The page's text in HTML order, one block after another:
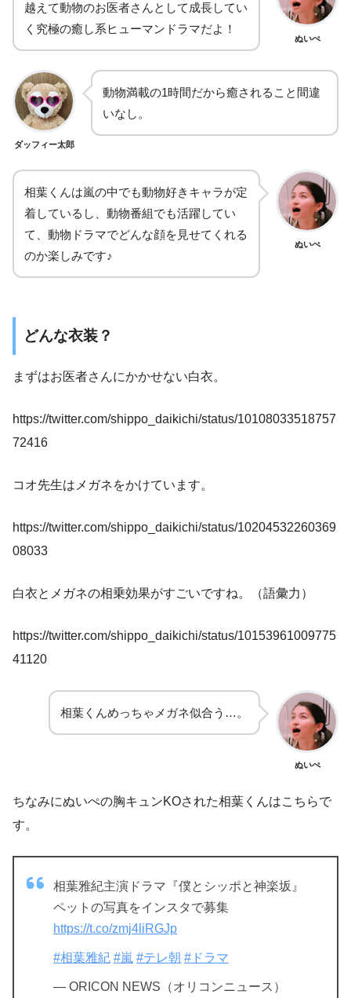
越えて動物のお医者さんとして成長してい
く究極の癒し系ヒューマンドラマだよ！
ぬいぺ
ダッフィー太郎
動物満載の1時間だから癒されること間違
いなし。
相葉くんは嵐の中でも動物好きキャラが定
着しているし、動物番組でも活躍してい
て、動物ドラマでどんな顔を見せてくれる
のか楽しみです♪
ぬいぺ
どんな衣装？
まずはお医者さんにかかせない白衣。
https://twitter.com/shippo_daikichi/status/10108033518757
72416
コオ先生はメガネをかけています。
https://twitter.com/shippo_daikichi/status/10204532260369
08033
白衣とメガネの相乗効果がすごいですね。（語彙力）
https://twitter.com/shippo_daikichi/status/10153961009775
41120
相葉くんめっちゃメガネ似合う … 。
ぬいぺ
ちなみにぬいぺの胸キュンKOされた相葉くんはこちらで
す。
相葉雅紀主演ドラマ『僕とシッポと神楽坂』
ペットの写真をインスタで募集
https://t.co/zmj4liRGJp
#相葉雅紀 #嵐 #テレ朝 #ドラマ
— ORICON NEWS（オリコンニュース）